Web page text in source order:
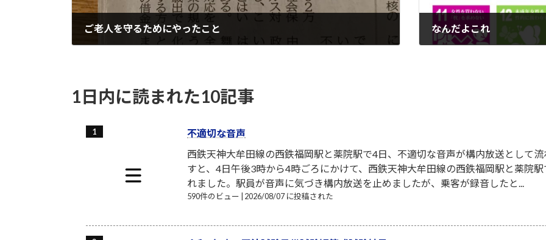
ご老人を守るためにやったこと なんだよこれ
1日内に読まれた10記事
不適切な音声
西鉄天神大牟田線の西鉄福岡駅と薬院駅で4日、不適切な音声が構内放送として
すと、4日午後3時から4時ごろにかけて、西鉄天神大牟田線の西鉄福岡駅と薬院
れました。駅員が音声に気づき構内放送を止めましたが、乗客が録音したと...
590件のビュー 2026/08/07 に投稿された